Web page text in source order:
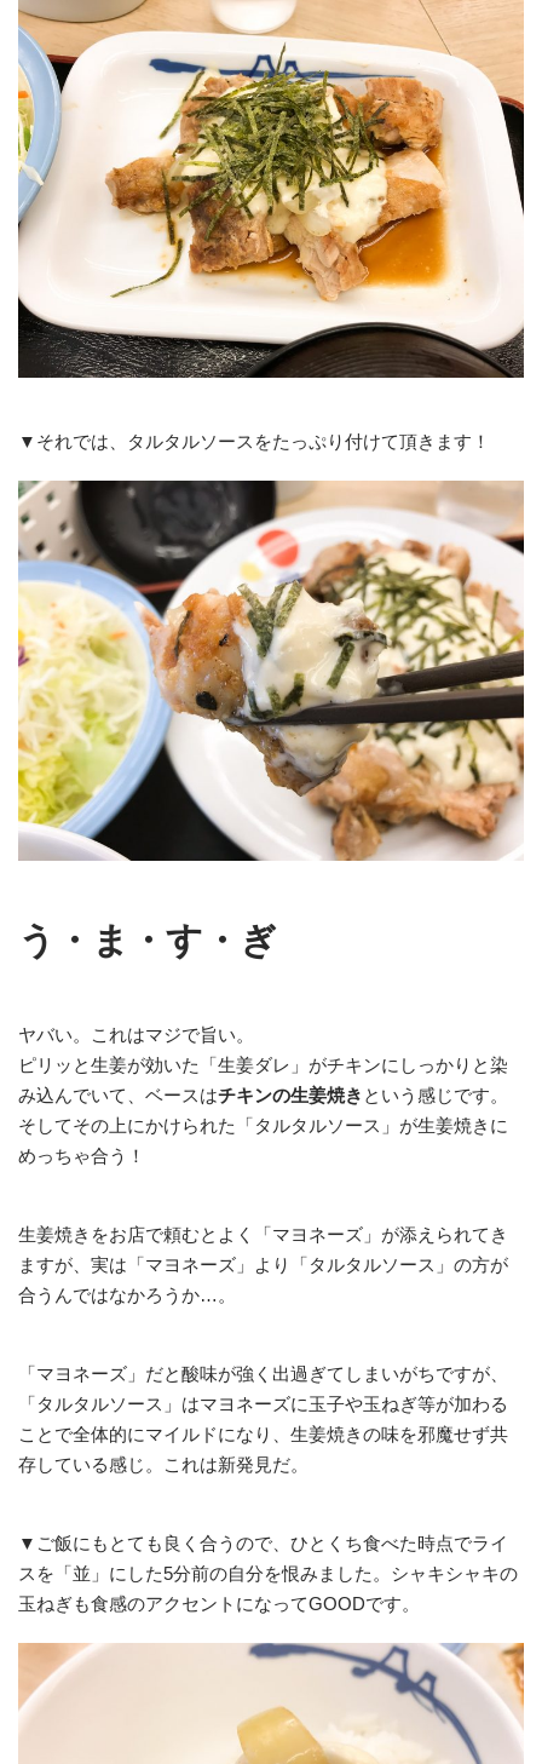
▼それでは、タルタルソースをたっぷり付けて頂きます！
う・ま・す・ぎ
ヤバい。これはマジで旨い。
ピリッと生姜が効いた「生姜ダレ」がチキンにしっかりと染
み込んでいて、ベースはチキンの生姜焼き という感じです。
そしてその上にかけられた「タルタルソース」が生姜焼きに
めっちゃ合う！
生姜焼きをお店で頼むとよく「マヨネーズ」が添えられてき
ますが、実は「マヨネーズ」より「タルタルソース」の方が
合うんではなかろうか…。
「マヨネーズ」だと酸味が強く出過ぎてしまいがちですが、
「タルタルソース」はマヨネーズに玉子や玉ねぎ等が加わる
ことで全体的にマイルドになり、生姜焼きの味を邪魔せず共
存している感じ。これは新発見だ。
▼ご飯にもとても良く合うので、ひとくち食べた時点でライ
スを「並」にした5分前の自分を恨みました。シャキシャキの
玉ねぎも食感のアクセントになってGOODです。